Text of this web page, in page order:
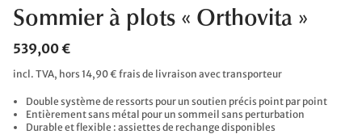
Sommier à plots « Orthovita »
539,00 €
incl. TVA, hors 14,90 € frais de livraison avec transporteur
Double système de ressorts pour un soutien précis point par point
Entièrement sans métal pour un sommeil sans perturbation
Durable et flexible : assiettes de rechange disponibles